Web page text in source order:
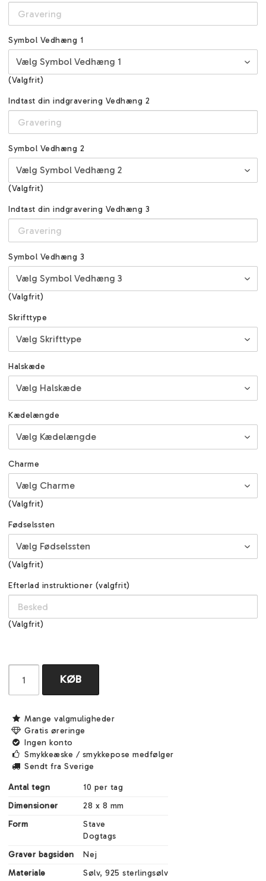
Symbol Vedhæng 1
(Valgfrit)
Indtast din indgravering Vedhæng 2
Symbol Vedhæng 2
(Valgfrit)
Indtast din indgravering Vedhæng 3
Symbol Vedhæng 3
(Valgfrit)
Skrifttype
Halskæde
Kædelængde
Charme
(Valgfrit)
Fødselssten
(Valgfrit)
Efterlad instruktioner (valgfrit)
(Valgfrit)
KØB
Mange valgmuligheder
Gratis øreringe
Ingen konto
Smykkeæske / smykkepose medfølger
Sendt fra Sverige
Antal tegn
10 per tag
Dimensioner
28 x 8 mm
Form
Stave
Dogtags
Graver bagsiden
Nej
Materiale
Sølv, 925 sterlingsølv